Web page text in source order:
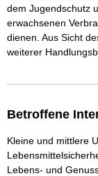
dem Jugendschutz
erwachsenen
dienen. Aus Sicht
weiterer
Betroffene
Kleine und mittlere
Lebens- und